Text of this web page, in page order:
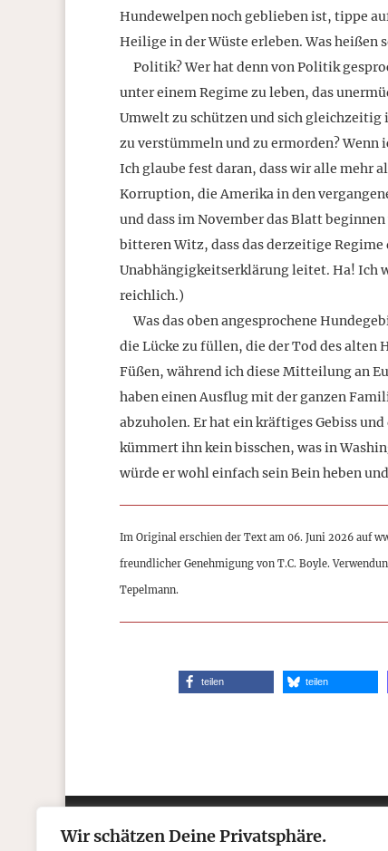
Wir schätzen Deine Privatsphäre.
Hundewelpen noch geblieben ist, tippe
Heilige in der Wüste erleben. Was
Politik? Wer hat denn von Politik
unter einem Regime zu leben, das
Umwelt zu schützen und sich
zu verstümmeln und zu ermorden?
Ich glaube fest daran, dass wir alle mehr
Korruption, die Amerika in den
und dass im November das Blatt
bitteren Witz, dass das derzeitige
Unabhängigkeitserklärung leitet. Ha! Ich
reichlich.)
Was das oben angesprochene
die Lücke zu füllen, die der Tod des alten
Füßen, während ich diese Mitteilung an
haben einen Ausflug mit der ganzen
abzuholen. Er hat ein kräftiges Gebiss
kümmert ihn kein bisschen, was in
würde er wohl einfach sein Bein heben
Im Original erschien der Text am 06. Juni 2026 auf
freundlicher Genehmigung von T.C. Boyle.
Tepelmann.
teilen teilen